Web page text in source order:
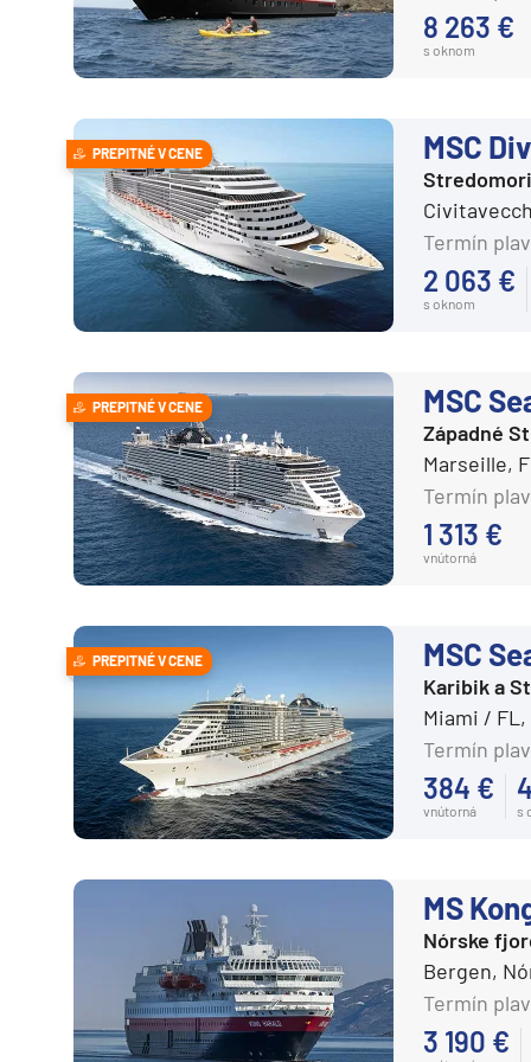
Karibik a Stredná Amerika
Bahamy
Južný Karibik
Kalifornia a Mexiko
Karibik a Stredná
Východný Karibik
Západný Karibik
Severná Amerika
Aljaška
Kanada a Nové
Západné pobrežie USA
Južná Amerika
Južná Amerika
Arabský polostrov
Emiráty a Perzský záliv
Ázia
Ázia
India
Japonsko
Austrália a Nový Zéland
Austrália a Nový
Afrika a Indický oceán
Afrika
Indický oceán
Royal Caribbean Cruises
Seabourn
Silversea
TUI Cruises
Variety Cruises
Virgin Voyages
Windstar Cruises
8 263 €
s oknom
PREPITNÉ V CENE MSC
Termín
2 063 €
s oknom
PREPITNÉ V CENE MSC
Západné
Marseille,
Termín
1 313 €
vnútorná
PREPITNÉ V CENE MSC
Karibik a
Miami / FL,
Termín
384 €
vnútorná s
MS
Nórske
Bergen,
Termín
3 190 €